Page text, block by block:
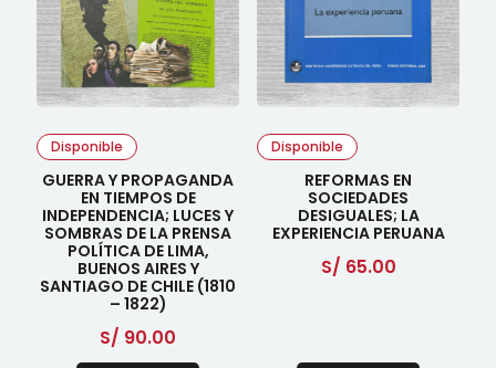
Disponible
GUERRA Y PROPAGANDA
EN TIEMPOS DE
INDEPENDENCIA; LUCES Y
SOMBRAS DE LA PRENSA
POLÍTICA DE LIMA,
BUENOS AIRES Y
SANTIAGO DE CHILE (1810
– 1822)
S/ 90.00
Disponible
REFORMAS EN
SOCIEDADES
DESIGUALES; LA
EXPERIENCIA PERUANA
S/ 65.00